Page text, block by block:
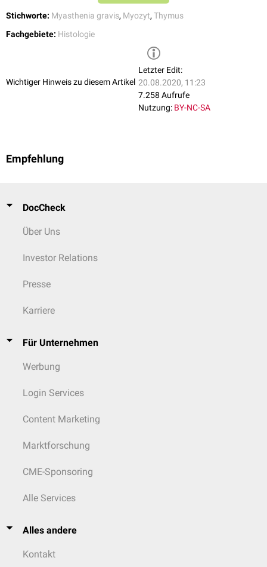
Stichworte: Myasthenia gravis, Myozyt, Thymus
Fachgebiete: Histologie
Wichtiger Hinweis zu diesem Artikel
Letzter Edit:
20.08.2020, 11:23
7.258 Aufrufe
Nutzung: BY-NC-SA
Empfehlung
DocCheck
Über Uns
Investor Relations
Presse
Karriere
Für Unternehmen
Werbung
Login Services
Content Marketing
Marktforschung
CME-Sponsoring
Alle Services
Alles andere
Kontakt